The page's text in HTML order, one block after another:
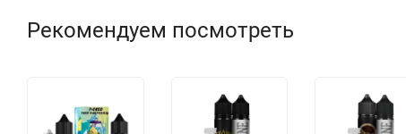
Рекомендуем посмотреть